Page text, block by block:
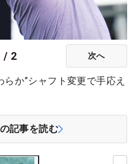
/ 2 次へ
か”シャフト変更で手応え
記事を読む